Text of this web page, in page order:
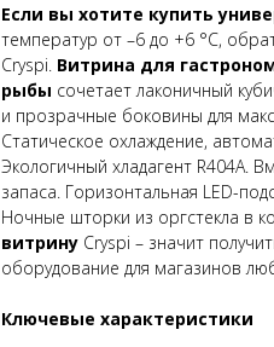
Если вы хотите купить
температур от –6 до +6 °C,
Cryspi. Витрина для
рыбы сочетает лаконичный
и прозрачные боковины для
Статическое охлаждение,
Экологичный хладагент R404A.
запаса. Горизонтальная LED-
Ночные шторки из оргстекла в
витрину Cryspi – значит
оборудование для магазинов
Ключевые характеристики